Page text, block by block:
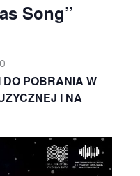
Song”
POBRANIA W
I NA